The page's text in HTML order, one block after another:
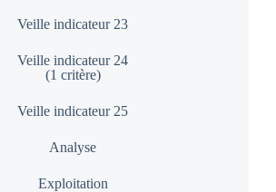
Veille indicateur 23
Veille indicateur 24
(1 critère)
Veille indicateur 25
Analyse
Exploitation